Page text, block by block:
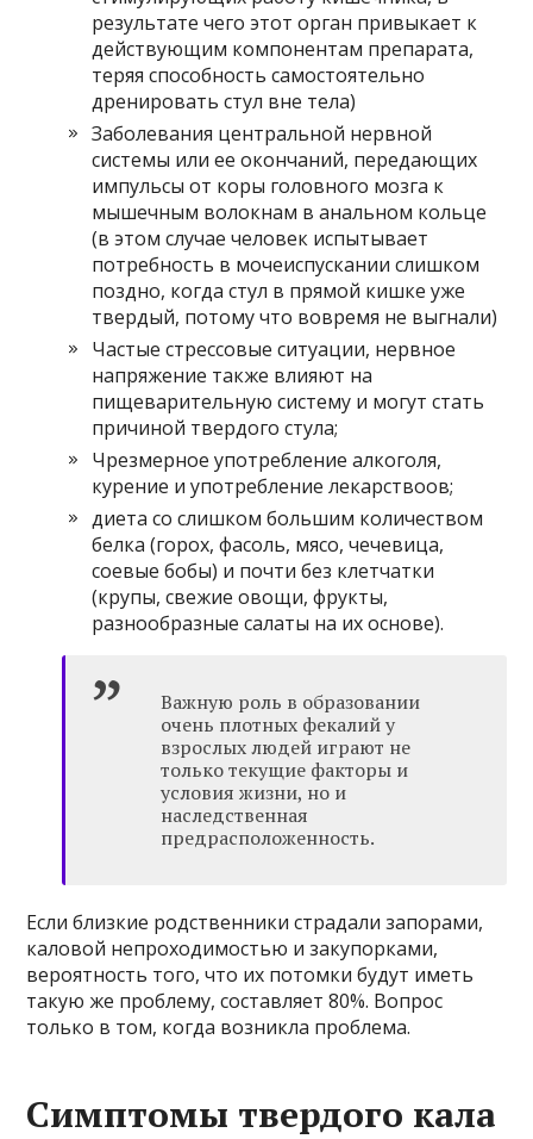
результате чего этот орган привыкает к
действующим компонентам препарата,
теряя способность самостоятельно
дренировать стул вне тела)
Заболевания центральной нервной
системы или ее окончаний, передающих
импульсы от коры головного мозга к
мышечным волокнам в анальном кольце
(в этом случае человек испытывает
потребность в мочеиспускании слишком
поздно, когда стул в прямой кишке уже
твердый, потому что вовремя не выгнали)
Частые стрессовые ситуации, нервное
напряжение также влияют на
пищеварительную систему и могут стать
причиной твердого стула;
Чрезмерное употребление алкоголя,
курение и употребление лекарствоов;
диета со слишком большим количеством
белка (горох, фасоль, мясо, чечевица,
соевые бобы) и почти без клетчатки
(крупы, свежие овощи, фрукты,
разнообразные салаты на их основе).
Важную роль в образовании
очень плотных фекалий у
взрослых людей играют не
только текущие факторы и
условия жизни, но и
наследственная
предрасположенность.
Если близкие родственники страдали запорами,
каловой непроходимостью и закупорками,
вероятность того, что их потомки будут иметь
такую ​​же проблему, составляет 80%. Вопрос
только в том, когда возникла проблема.
Симптомы твердого кала